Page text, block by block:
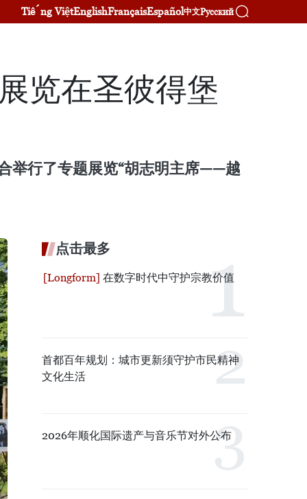
Tiếng ViệtEnglishFrançaisEspañol中文Русский
览在圣彼得堡
举行了专题展览“胡志明主席——越
点击最多
在数字时代中守护宗教价值
首都百年规划：城市更新须守护市民精神
文化生活
2026年顺化国际遗产与音乐节对外公布